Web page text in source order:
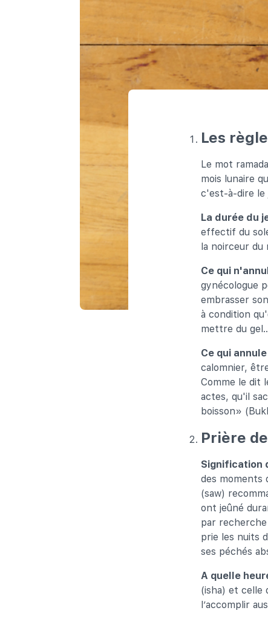
Les
Le mot
mois lunaire
c'est-à-dire le
La durée du
effectif du
la noirceur du
Ce qui
gynécologue
embrasser
à condition
mettre du
Ce qui
calomnier,
Comme le dit
actes, qu'il
boisson»
Prière
Signification
des moments
(saw)
ont jeûné
par recherche
prie les nuits
ses péchés
A quelle
(isha) et celle
l’accomplir